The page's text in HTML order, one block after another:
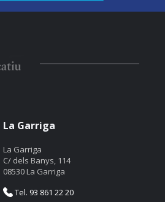
La Garriga
La Garriga
C/ dels Banys, 114
08530 La Garriga
Tel. 93 861 22 20